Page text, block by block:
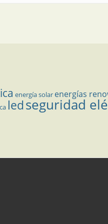
energía solar energías
ledseguridad